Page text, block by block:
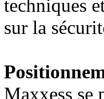
techniques
sur la
Maxxess se